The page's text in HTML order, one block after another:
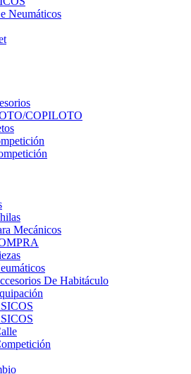
Neumáticos
COPILOTO
Mecánicos
De Habitáculo